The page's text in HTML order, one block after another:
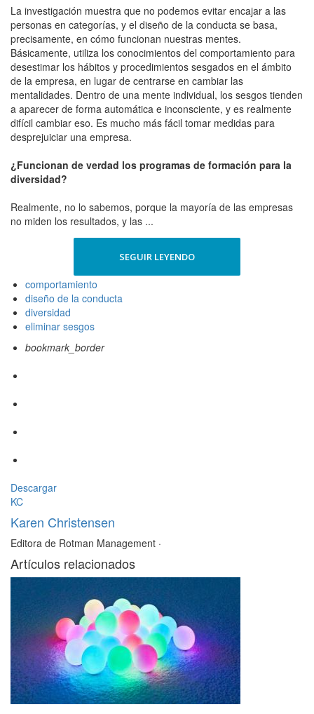
La investigación muestra que no podemos evitar encajar a las
personas en categorías, y el diseño de la conducta se basa,
precisamente, en cómo funcionan nuestras mentes.
Básicamente, utiliza los conocimientos del comportamiento para
desestimar los hábitos y procedimientos sesgados en el ámbito
de la empresa, en lugar de centrarse en cambiar las
mentalidades. Dentro de una mente individual, los sesgos tienden
a aparecer de forma automática e inconsciente, y es realmente
difícil cambiar eso. Es mucho más fácil tomar medidas para
desprejuiciar una empresa.
¿Funcionan de verdad los programas de formación para la
diversidad?
Realmente, no lo sabemos, porque la mayoría de las empresas
no miden los resultados, y las ...
SEGUIR LEYENDO
comportamiento
diseño de la conducta
diversidad
eliminar sesgos
bookmark_border
Descargar
KC
Karen Christensen
Editora de Rotman Management ·
Artículos relacionados